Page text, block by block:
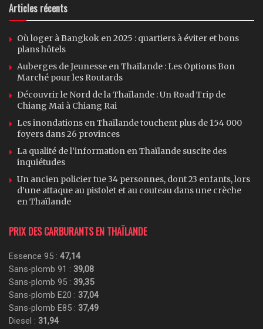
Articles récents
Où loger à Bangkok en 2025 : quartiers à éviter et bons
plans hôtels
Auberges de Jeunesse en Thaïlande : Les Options Bon
Marché pour les Routards
Découvrir le Nord de la Thaïlande : Un Road Trip de
Chiang Mai à Chiang Rai
Les inondations en Thaïlande touchent plus de 154 000
foyers dans 26 provinces
La qualité de l’information en Thaïlande suscite des
inquiétudes
Un ancien policier tue 34 personnes, dont 23 enfants, lors
d’une attaque au pistolet et au couteau dans une crèche
en Thaïlande
PRIX DES CARBURANTS EN THAÏLANDE
Essence 95 : 47,14
Sans-plomb 91 : 39,08
Sans-plomb 95 : 39,35
Sans-plomb E20 : 37,04
Sans-plomb E85 : 37,49
Diesel : 31,94